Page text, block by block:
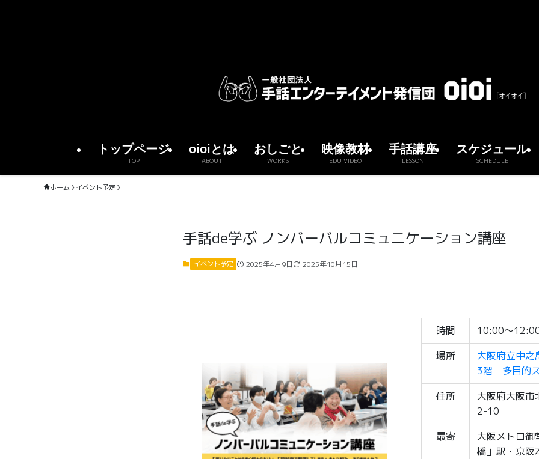
トップページ
TOP
oioiとは
ABOUT
おしごと
WORKS
映像教材
EDU VIDEO
手話講座
LESSON
スケジュール
SCHEDULE
ホーム イベント予定
手話de学ぶ ノンバーバルコミュニケーション講座
イベント予定 2025年4月9日 2025年10月15日
時間
10:00～
場所
大阪府立中之
3階 多目的
住所
大阪府大阪
2-10
最寄
大阪メトロ御
橋」駅・京阪